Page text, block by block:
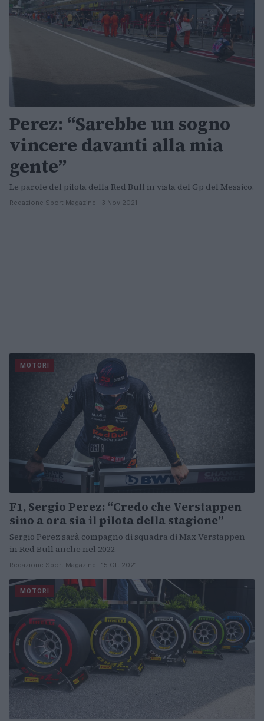
Perez: “Sarebbe un sogno
vincere davanti alla mia
gente”
Le parole del pilota della Red Bull in vista del Gp del Messico.
Redazione Sport Magazine · 3 Nov 2021
MOTORI
F1, Sergio Perez: “Credo che Verstappen
sino a ora sia il pilota della stagione”
Sergio Perez sarà compagno di squadra di Max Verstappen
in Red Bull anche nel 2022.
Redazione Sport Magazine · 15 Ott 2021
MOTORI